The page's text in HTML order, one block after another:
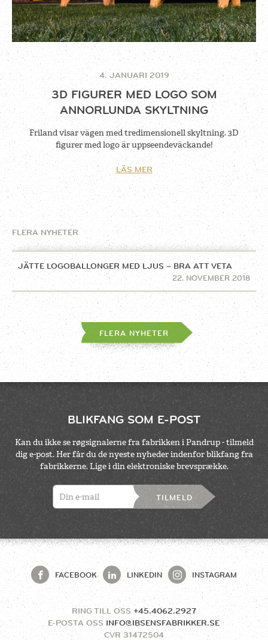
4. JANUARI 2019
3D FIGURER MED LOGO SOM
ANNORLUNDA SKYLTNING
Friland visar vägen med tredimensionell skyltning. 3D
figurer med logo är uppseendeväckande!
LÄS MER
FLERA NYHETER
JÄTTE LOGOBALLONGER MED LJUS – BRA ATT VETA
22. NOVEMBER 2018
FLERA NYHETER
BLIKFANG SOM E-POST
Kan du ikke se røgsignalerne fra fabrikken i Pandrup - tilmeld
dig e-post. Her får du de nyeste nyheder indenfor blikfang fra
fabrikkerne. Lige i din elektroniske brevsprække.
TILMELD
FACEBOOK LINKEDIN INSTAGRAM
RING TILL OSS +45.4062.2927
E-POSTA OSS INFO@IBSENSFABRIKKER.SE
CVR 31472504